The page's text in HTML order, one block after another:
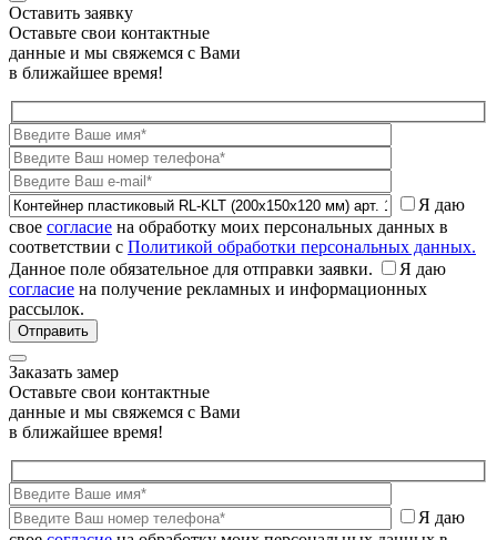
Оставить заявку
Оставьте свои контактные
данные и мы свяжемся с Вами
в ближайшее время!
Я даю
свое согласие на обработку моих персональных данных в
соответствии с Политикой обработки персональных данных.
Данное поле обязательное для отправки заявки.
Я даю
согласие на получение рекламных и информационных
рассылок.
Заказать замер
Оставьте свои контактные
данные и мы свяжемся с Вами
в ближайшее время!
Я даю